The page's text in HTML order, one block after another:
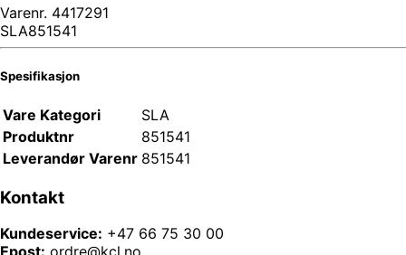
Varenr. 4417291
SLA851541
Spesifikasjon
Vare Kategori
SLA
Produktnr
851541
Leverandør Varenr 851541
Kontakt
Kundeservice: +47 66 75 30 00